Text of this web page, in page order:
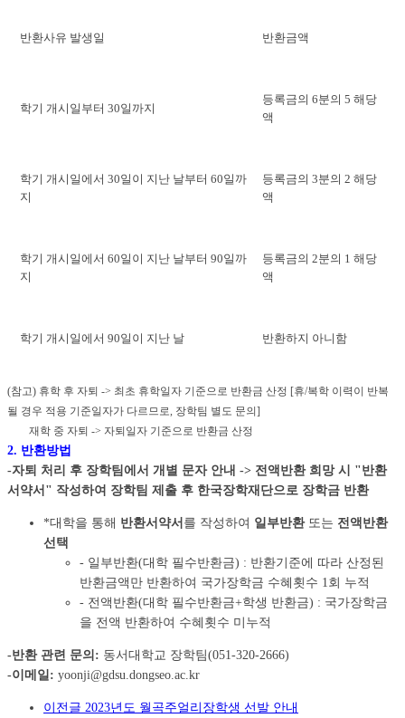
반환사유 발생일 반환금액
학기 개시일부터 30일까지
등록금의 6분의 5 해당
액
학기 개시일에서 30일이 지난 날부터 60일까
지
등록금의 3분의 2 해당
액
학기 개시일에서 60일이 지난 날부터 90일까
지
등록금의 2분의 1 해당
액
학기 개시일에서 90일이 지난 날 반환하지 아니함
(참고) 휴학 후 자퇴 -> 최초 휴학일자 기준으로 반환금 산정 [휴/복학 이력이 반복
될 경우 적용 기준일자가 다르므로, 장학팀 별도 문의]
재학 중 자퇴 -> 자퇴일자 기준으로 반환금 산정
2. 반환방법
-자퇴 처리 후 장학팀에서 개별 문자 안내 -> 전액반환 희망 시 "반환
서약서" 작성하여 장학팀 제출 후 한국장학재단으로 장학금 반환
*대학을 통해 반환서약서 를 작성하여 일부반환 또는 전액반환
선택
- 일부반환(대학 필수반환금) : 반환기준에 따라 산정된
반환금액만 반환하여 국가장학금 수혜횟수 1회 누적
- 전액반환(대학 필수반환금+학생 반환금) : 국가장학금
을 전액 반환하여 수혜횟수 미누적
-반환 관련 문의: 동서대학교 장학팀(051-320-2666)
-이메일: yoonji@gdsu.dongseo.ac.kr
이전글 2023년도 월곡주얼리장학생 선발 안내